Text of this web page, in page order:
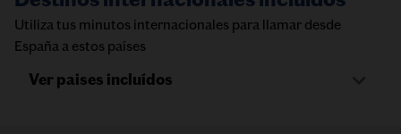
Utiliza tus minutos internacionales para llamar desde
España a estos países
Ver paises incluídos